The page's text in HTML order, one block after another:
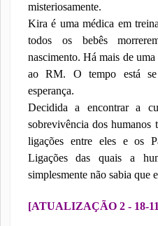
misteriosamente.
Kira é uma médica em
todos os bebês
nascimento. Há mais de
ao RM. O tempo está
esperança.
Decidida a encontrar a
sobrevivência dos
ligações entre eles e os
Ligações das quais a
simplesmente não sabia que
[ATUALIZAÇÃO 2 - 18-